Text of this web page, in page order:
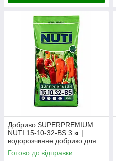
Добриво SUPERPREMIUM
NUTI 15-10-32-BS 3 кг |
водорозчинне добриво для
фертигації та позакореневого
підживлення (фасоване з
Готово до відправки